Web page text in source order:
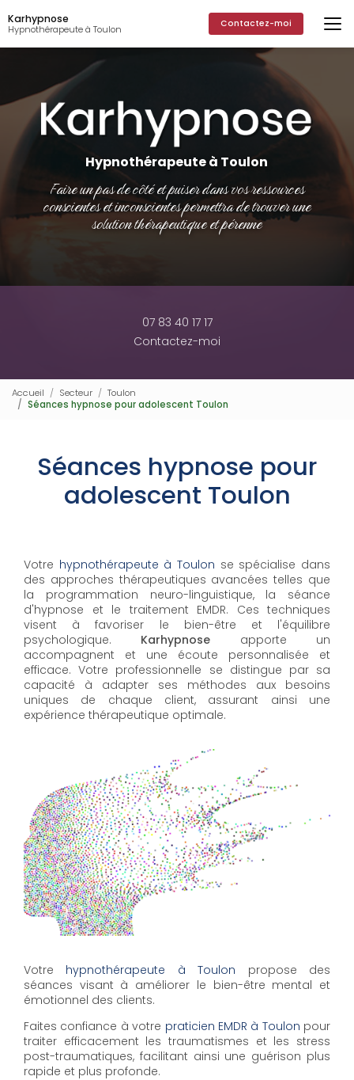
au
contenu
principal
Karhypnose
Hypnothérapeute à Toulon Contactez-moi
Hypnothérapeute à Toulon
Faire un pas de côté et puiser dans vos ressources
conscientes et inconscientes permettra de trouver une
solution thérapeutique et pérenne
07 83 40 17 17
Contactez-moi
Accueil Secteur
Toulon
Séances hypnose pour adolescent Toulon
Séances hypnose pour
adolescent Toulon
Votre hypnothérapeute à Toulon se spécialise dans
des approches thérapeutiques avancées telles que
la programmation neuro-linguistique, la séance
d'hypnose et le traitement EMDR. Ces techniques
visent à favoriser le bien-être et l'équilibre
psychologique. Karhypnose apporte un
accompagnent et une écoute personnalisée et
efficace. Votre professionnelle se distingue par sa
capacité à adapter ses méthodes aux besoins
uniques de chaque client, assurant ainsi une
expérience thérapeutique optimale.
Votre hypnothérapeute à Toulon propose des
séances visant à améliorer le bien-être mental et
émotionnel des clients.
Faites confiance à votre praticien EMDR à Toulon pour
traiter efficacement les traumatismes et les stress
post-traumatiques, facilitant ainsi une guérison plus
rapide et plus profonde.